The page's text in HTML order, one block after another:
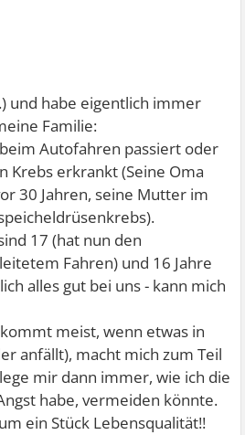
und habe eigentlich immer
Familie:
Autofahren passiert oder
Krebs erkrankt (Seine Oma
30 Jahren, seine Mutter im
17 (hat nun den
Fahren) und 16 Jahre
alles gut bei uns - kann mich
meist, wenn etwas in
anfällt), macht mich zum Teil
mir dann immer, wie ich die
habe, vermeiden könnte.
ein Stück Lebensqualität!!